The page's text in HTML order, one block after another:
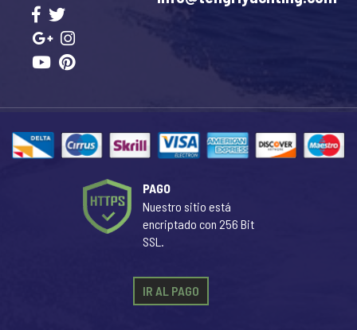
PAGO
Nuestro sitio está
encriptado con 256 Bit
SSL.
IR AL PAGO